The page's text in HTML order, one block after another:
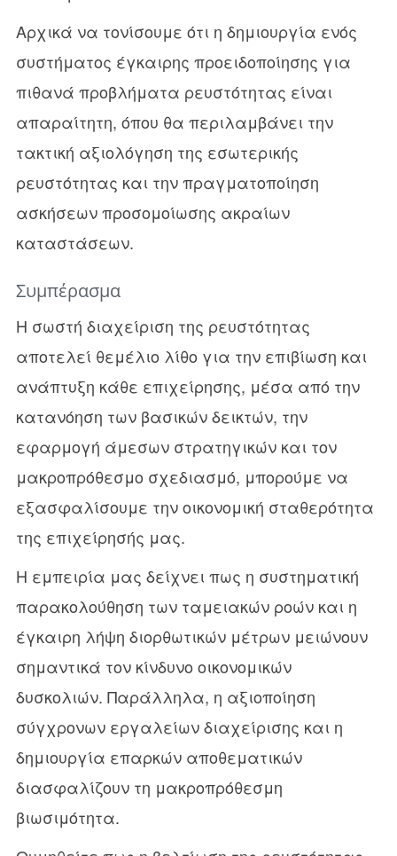
Αρχικά να τονίσουμε ότι η δημιουργία ενός
συστήματος έγκαιρης προειδοποίησης για
πιθανά προβλήματα ρευστότητας είναι
απαραίτητη, όπου θα περιλαμβάνει την
τακτική αξιολόγηση της εσωτερικής
ρευστότητας και την πραγματοποίηση
ασκήσεων προσομοίωσης ακραίων
καταστάσεων.
Συμπέρασμα
Η σωστή διαχείριση της ρευστότητας
αποτελεί θεμέλιο λίθο για την επιβίωση και
ανάπτυξη κάθε επιχείρησης, μέσα από την
κατανόηση των βασικών δεικτών, την
εφαρμογή άμεσων στρατηγικών και τον
μακροπρόθεσμο σχεδιασμό, μπορούμε να
εξασφαλίσουμε την οικονομική σταθερότητα
της επιχείρησής μας.
Η εμπειρία μας δείχνει πως η συστηματική
παρακολούθηση των ταμειακών ροών και η
έγκαιρη λήψη διορθωτικών μέτρων μειώνουν
σημαντικά τον κίνδυνο οικονομικών
δυσκολιών. Παράλληλα, η αξιοποίηση
σύγχρονων εργαλείων διαχείρισης και η
δημιουργία επαρκών αποθεματικών
διασφαλίζουν τη μακροπρόθεσμη
βιωσιμότητα.